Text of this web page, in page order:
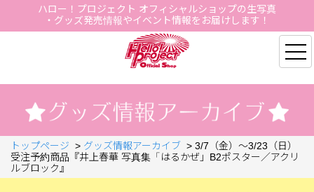
ハロー！プロジェクト オフィシャルショップの生写真
・グッズ発売情報やイベント情報をお届けします！
Hello Project Official
トップページ > グッズ情報アーカイブ > 3/7（金）～3/23（日）
受注予約商品『井上春華 写真集「はるかぜ」B2ポスター／アクリ
ルブロック』